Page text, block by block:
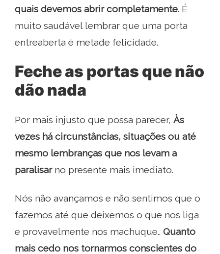
quais devemos abrir completamente. É
muito saudável lembrar que uma porta
entreaberta é metade felicidade.
Feche as portas que não
dão nada
Por mais injusto que possa parecer, Às
vezes há circunstâncias, situações ou até
mesmo lembranças que nos levam a
paralisarno presente mais imediato.
Nós não avançamos e não sentimos que o
fazemos até que deixemos o que nos liga
e provavelmente nos machuque.. Quanto
mais cedo nos tornarmos conscientes do